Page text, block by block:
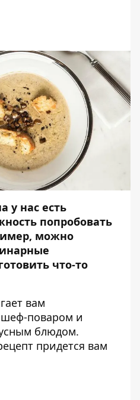
у нас есть
попробовать
можно
что-то
вам
шеф-поваром и
блюдом.
придется вам